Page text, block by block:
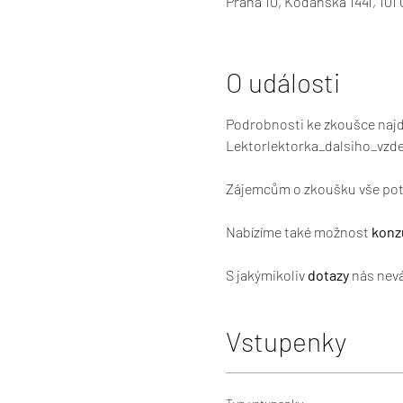
O události
Podrobnosti ke zkoušce
Zájemcům o zkoušku vše
Nabízíme také možnost
S jakýmikoliv dotazy nás
Vstupenky